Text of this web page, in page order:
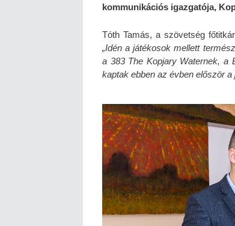
kommunikációs igazgatója,
Tóth Tamás, a szövetség
„Idén a játékosok mellett
a 383 The Kopjary Waternek, a
kaptak ebben az évben először a